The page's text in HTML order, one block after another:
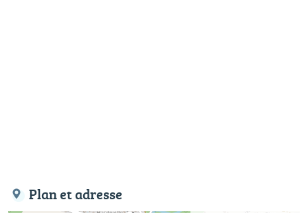
Plan et adresse